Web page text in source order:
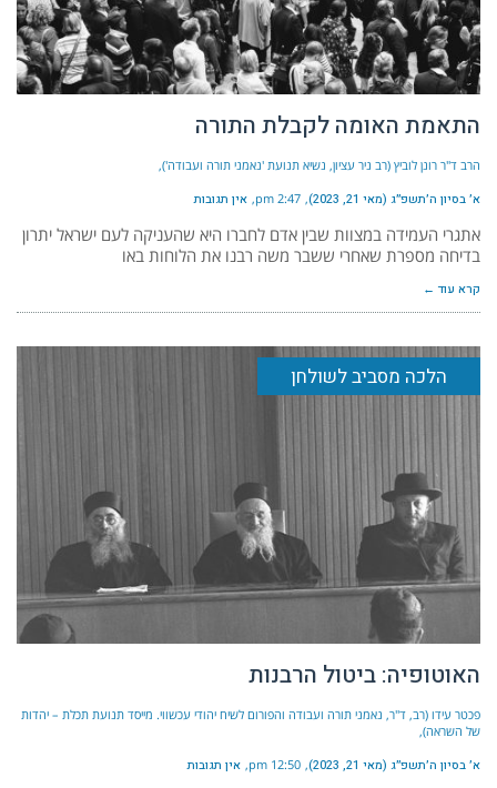
התאמת האומה לקבלת התורה
הרב ד"ר רונן לוביץ (רב ניר עציון, נשיא תנועת 'נאמני תורה ועבודה')
א׳ בסיון ה׳תשפ״ג (מאי 21, 2023) 2:47 pm אין תגובות
אתגרי העמידה במצוות שבין אדם לחברו היא שהעניקה לעם ישראל יתרון
בדיחה מספרת שאחרי ששבר משה רבנו את הלוחות באו
קרא עוד ←
הלכה מסביב לשולחן
האוטופיה: ביטול הרבנות
פכטר עידו (רב, ד"ר, נאמני תורה ועבודה והפורום לשיח יהודי עכשווי. מייסד תנועת תכלת – יהדות
של השראה)
א׳ בסיון ה׳תשפ״ג (מאי 21, 2023) 12:50 pm אין תגובות